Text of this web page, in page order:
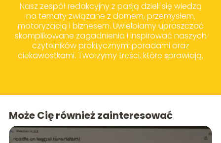
Nasz zespół redakcyjny z pasją dzieli się wiedzą
na tematy związane z domem, przemysłem,
motoryzacją i biznesem. Uwielbiamy upraszczać
skomplikowane zagadnienia i inspirować naszych
czytelników praktycznymi poradami oraz
ciekawostkami. Tworzymy treści, które sprawiają,
Może Cię również zainteresować